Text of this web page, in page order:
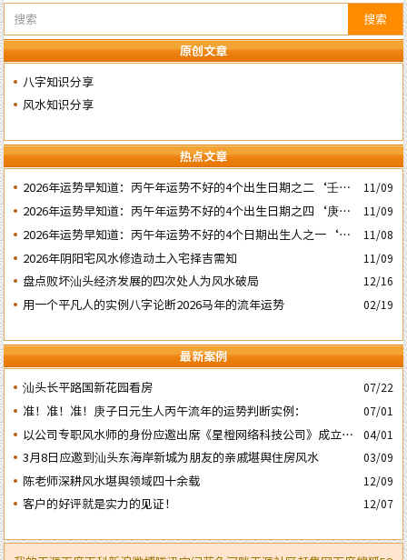
搜索
原创文章
八字知识分享
风水知识分享
热点文章
2026年运势早知道：丙午年运势不好的4个出生日期之二‘壬子’
日
11/09
2026年运势早知道：丙午年运势不好的4个出生日期之四‘庚子’
日
11/09
2026年运势早知道：丙午年运势不好的4个日期出生人之一‘戊
子’ 日
11/08
2026年阴阳宅风水修造动土入宅择吉需知 11/09
盘点败坏汕头经济发展的四次处人为风水破局 12/16
用一个平凡人的实例八字论断2026马年的流年运势 02/19
最新案例
汕头长平路国新花园看房
07/22
准！准！准！庚子日元生人丙午流年的运势判断实例： 07/01
以公司专职风水师的身份应邀出席《星橙网络科技公司》成立5
周年庆典
04/01
3月8日应邀到汕头东海岸新城为朋友的亲戚堪舆住房风水 03/09
陈老师深耕风水堪舆领域四十余载 12/09
客户的好评就是实力的见证！ 12/07